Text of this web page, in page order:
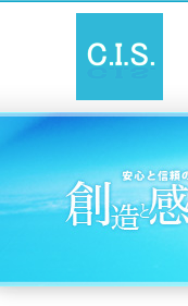
本文へジャンプ